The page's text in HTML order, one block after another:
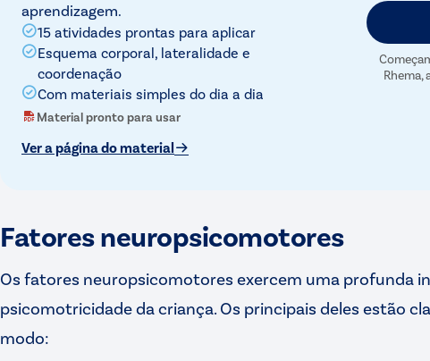
aprendizagem.
15 atividades prontas para aplicar
Esquema corporal, lateralidade e
coordenação
Com materiais simples do dia a dia
Material pronto para usar
Ver a página do material
Rhema,
Fatores neuropsicomotores
Os fatores neuropsicomotores exercem uma profunda
psicomotricidade da criança. Os principais deles estão
modo: